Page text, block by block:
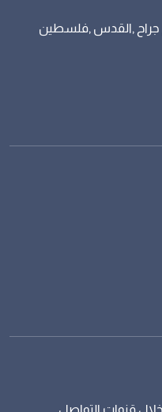
جراح ,القدس ,فلسطين
قنوات التواصل